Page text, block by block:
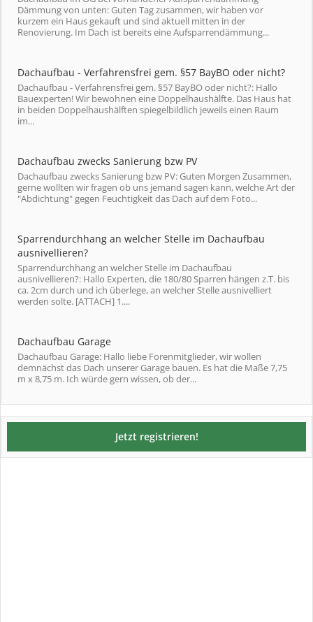
Dämmung von unten: Guten Tag zusammen, wir haben vor
kurzem ein Haus gekauft und sind aktuell mitten in der
Renovierung. Im Dach ist bereits eine Aufsparrendämmung...
Dachaufbau - Verfahrensfrei gem. §57 BayBO oder nicht?
Dachaufbau - Verfahrensfrei gem. §57 BayBO oder nicht?: Hallo
Bauexperten! Wir bewohnen eine Doppelhaushälfte. Das Haus hat
in beiden Doppelhaushälften spiegelbildlich jeweils einen Raum
im...
Dachaufbau zwecks Sanierung bzw PV
Dachaufbau zwecks Sanierung bzw PV: Guten Morgen Zusammen,
gerne wollten wir fragen ob uns jemand sagen kann, welche Art der
"Abdichtung" gegen Feuchtigkeit das Dach auf dem Foto...
Sparrendurchhang an welcher Stelle im Dachaufbau
ausnivellieren?
Sparrendurchhang an welcher Stelle im Dachaufbau
ausnivellieren?: Hallo Experten, die 180/80 Sparren hängen z.T. bis
ca. 2cm durch und ich überlege, an welcher Stelle ausnivelliert
werden solte. [ATTACH] 1....
Dachaufbau Garage
Dachaufbau Garage: Hallo liebe Forenmitglieder, wir wollen
demnächst das Dach unserer Garage bauen. Es hat die Maße 7,75
m x 8,75 m. Ich würde gern wissen, ob der...
Jetzt registrieren!